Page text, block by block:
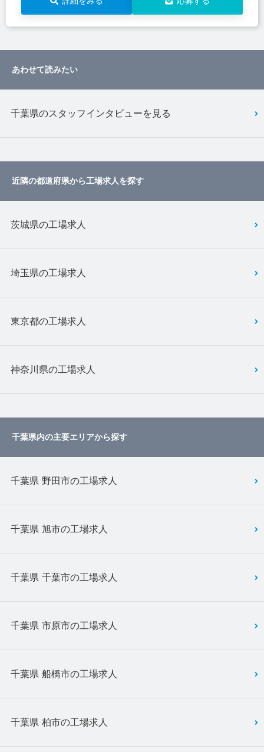
あわせて読みたい
千葉県のスタッフインタビューを見る
近隣の都道府県から工場求人を探す
茨城県の工場求人
埼玉県の工場求人
東京都の工場求人
神奈川県の工場求人
千葉県内の主要エリアから探す
千葉県 野田市の工場求人
千葉県 旭市の工場求人
千葉県 千葉市の工場求人
千葉県 市原市の工場求人
千葉県 船橋市の工場求人
千葉県 柏市の工場求人